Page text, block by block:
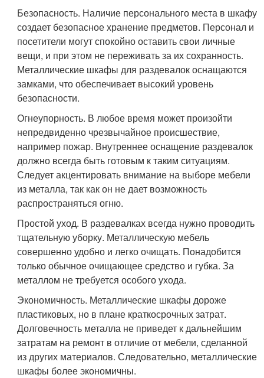
Безопасность. Наличие персонального места в шкафу
создает безопасное хранение предметов. Персонал и
посетители могут спокойно оставить свои личные
вещи, и при этом не переживать за их сохранность.
Металлические шкафы для раздевалок оснащаются
замками, что обеспечивает высокий уровень
безопасности.
Огнеупорность. В любое время может произойти
непредвиденно чрезвычайное происшествие,
например пожар. Внутреннее оснащение раздевалок
должно всегда быть готовым к таким ситуациям.
Следует акцентировать внимание на выборе мебели
из металла, так как он не дает возможность
распространяться огню.
Простой уход. В раздевалках всегда нужно проводить
тщательную уборку. Металлическую мебель
совершенно удобно и легко очищать. Понадобится
только обычное очищающее средство и губка. За
металлом не требуется особого ухода.
Экономичность. Металлические шкафы дороже
пластиковых, но в плане краткосрочных затрат.
Долговечность металла не приведет к дальнейшим
затратам на ремонт в отличие от мебели, сделанной
из других материалов. Следовательно, металлические
шкафы более экономичны.